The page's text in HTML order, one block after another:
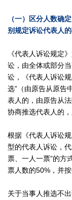
（一）区分人数确
别规定诉讼代表人
《代表人诉讼规定
讼，由全体或部分
讼，《代表人诉讼
选”（由原告从原告
表人的，由原告从
协商推选代表人的
根据《代表人诉讼
型的代表人诉讼，
票、一人一票”的方
票人数的50%，并
关于当事人推选不